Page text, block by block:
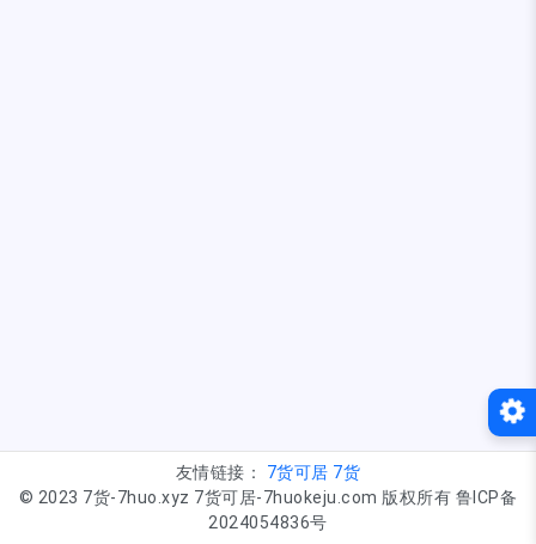
友情链接： 7货可居 7货
© 2023 7货-7huo.xyz 7货可居-7huokeju.com 版权所有 鲁ICP备
2024054836号